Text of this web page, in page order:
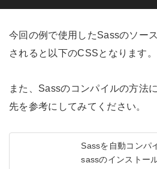
今回の例で使用したSassのソー
されると以下のCSSとなります。
また、Sassのコンパイルの方法
先を参考にしてみてください。
Sassを自動コンパ
sassのインストー